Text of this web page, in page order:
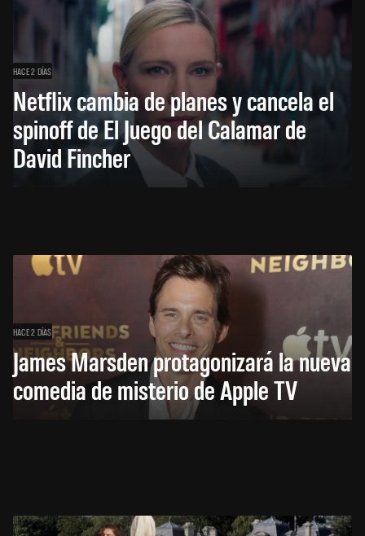
HACE 2 DÍAS
Netflix cambia de planes y cancela el
spinoff de El Juego del Calamar de
David Fincher
HACE 2 DÍAS
James Marsden protagonizará la nueva
comedia de misterio de Apple TV